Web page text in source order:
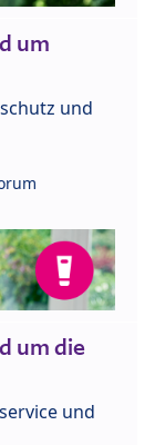
um
und
um die
und